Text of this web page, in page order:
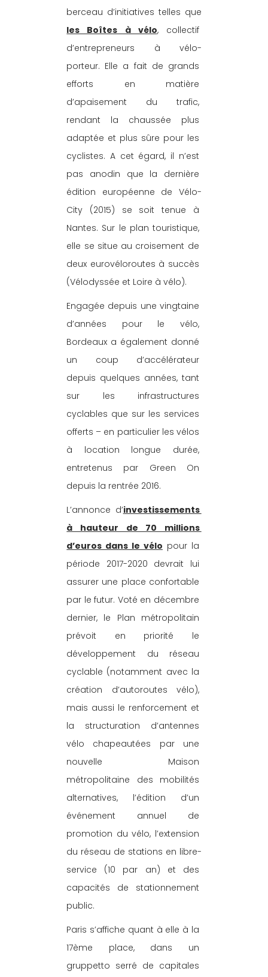
berceau d’initiatives telles que
les Boîtes à vélo, collectif
d’entrepreneurs à vélo-
porteur. Elle a fait de grands
efforts en matière
d’apaisement du trafic,
rendant la chaussée plus
adaptée et plus sûre pour les
cyclistes. A cet égard, il n’est
pas anodin que la dernière
édition européenne de Vélo-
City (2015) se soit tenue à
Nantes. Sur le plan touristique,
elle se situe au croisement de
deux eurovéloroutes à succès
(Vélodyssée et Loire à vélo).
Engagée depuis une vingtaine
d’années pour le vélo,
Bordeaux a également donné
un coup d’accélérateur
depuis quelques années, tant
sur les infrastructures
cyclables que sur les services
offerts – en particulier les vélos
à location longue durée,
entretenus par Green On
depuis la rentrée 2016.
L’annonce d’investissements
à hauteur de 70 millions
d’euros dans le vélo pour la
période 2017-2020 devrait lui
assurer une place confortable
par le futur. Voté en décembre
dernier, le Plan métropolitain
prévoit en priorité le
développement du réseau
cyclable (notamment avec la
création d’autoroutes vélo),
mais aussi le renforcement et
la structuration d’antennes
vélo chapeautées par une
nouvelle Maison
métropolitaine des mobilités
alternatives, l’édition d’un
événement annuel de
promotion du vélo, l’extension
du réseau de stations en libre-
service (10 par an) et des
capacités de stationnement
public.
Paris s’affiche quant à elle à la
17ème place, dans un
gruppetto serré de capitales